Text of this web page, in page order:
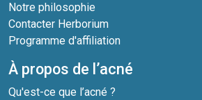
Notre philosophie
Contacter Herborium
Programme d'affiliation
À propos de l’acné
Qu'est-ce que l’acné ?